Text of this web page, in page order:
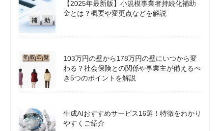
【2025年最新版】小規模事業者持続化補助
金とは？概要や変更点などを解説
103万円の壁から178万円の壁にいつから変
わる？社会保険との関係や事業主が備えるべ
き5つのポイントを解説
生成AIおすすめサービス16選！特徴をわかり
やすくご紹介